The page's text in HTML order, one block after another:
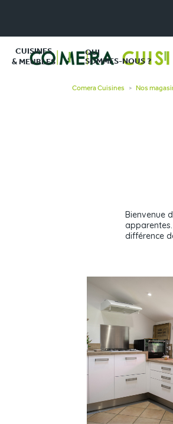
CUISINES
& MEUBLES
QUI
SOMMES-NOUS ?
Comera Cuisines > Nos
Bienvenue
différence